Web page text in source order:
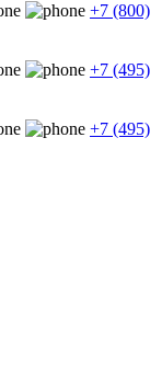
+7 (800)
+7 (495)
+7 (495)